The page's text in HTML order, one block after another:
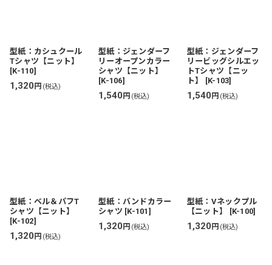
型紙：カシュクール
Tシャツ【ニット】
[K-110]
1,320円 (税込)
型紙：ジェンダーフ
リーオープンカラー
シャツ【ニット】
[K-106]
1,540円 (税込)
型紙：ジェンダーフ
リービッグシルエッ
トTシャツ【ニッ
ト】
[K-103]
1,540円 (税込)
型紙：ベル＆パフT
シャツ【ニット】
[K-102]
1,320円 (税込)
型紙：バンドカラー
シャツ [K-101 ]
1,320円 (税込)
型紙：Vネックプル
【ニット】
[K-100]
1,320円 (税込)